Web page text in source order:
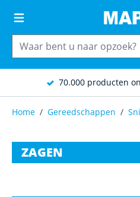
70.000 producten
Home / Gereedschappen /
ZAGEN